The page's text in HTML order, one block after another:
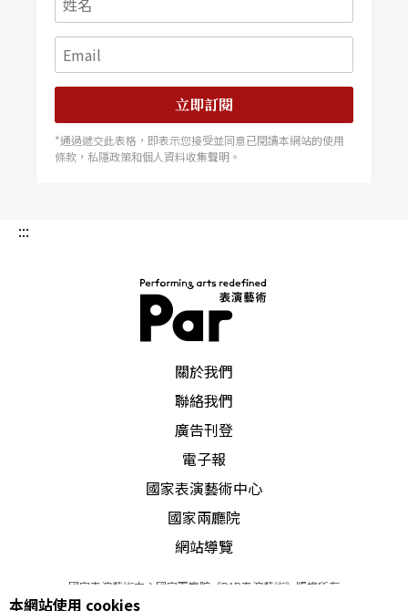
立即訂閱
*通過遞交此表格，即表示您接受並同意已閱讀本網站的使用
條款，私隱政策和個人資料收集聲明。
:::
關於我們
聯絡我們
廣告刊登
電子報
國家表演藝術中心
國家兩廳院
網站導覽
國家表演藝術中心國家兩廳院《PAR表演藝術》版權所有
© 2022Performing arts redefined. All Rights Reserved
本網站使用 cookies